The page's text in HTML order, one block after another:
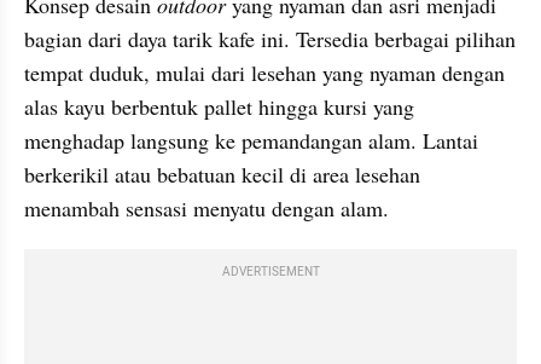
bagian dari daya tarik kafe ini. Tersedia berbagai pilihan
tempat duduk, mulai dari lesehan yang nyaman dengan
alas kayu berbentuk pallet hingga kursi yang
menghadap langsung ke pemandangan alam. Lantai
berkerikil atau bebatuan kecil di area lesehan
menambah sensasi menyatu dengan alam.
ADVERTISEMENT